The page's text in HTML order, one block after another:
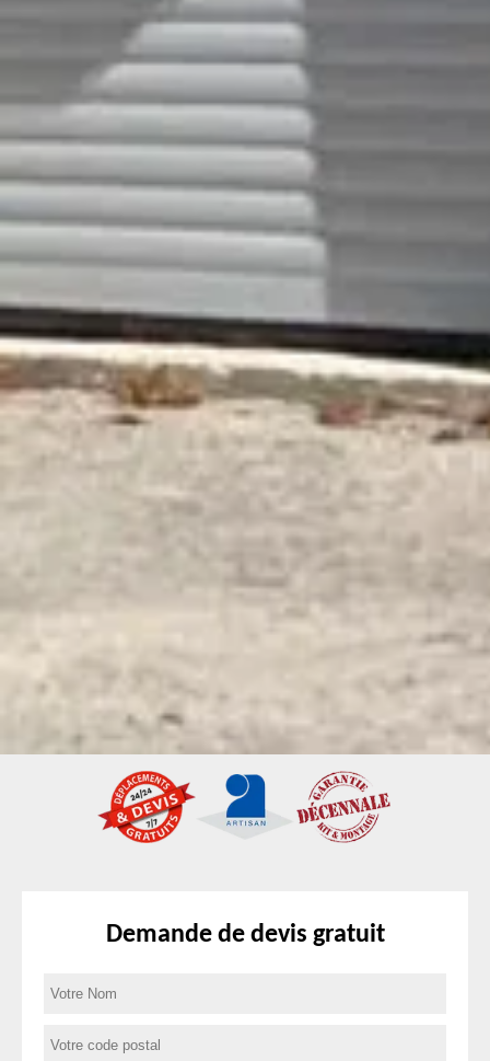
Demande de devis gratuit